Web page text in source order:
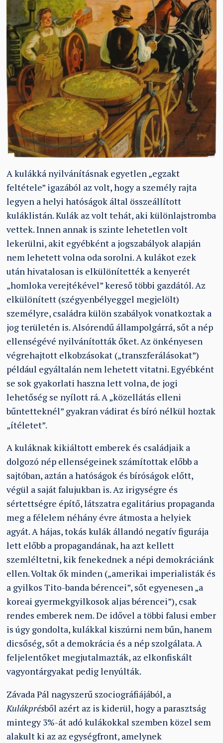
A kulákká nyilvánításnak egyetlen „egzakt
feltétele” igazából az volt, hogy a személy rajta
legyen a helyi hatóságok által összeállított
kuláklistán. Kulák az volt tehát, aki különlajstromba
vettek. Innen annak is szinte lehetetlen volt
lekerülni, akit egyébként a jogszabályok alapján
nem lehetett volna oda sorolni. A kulákot ezek
után hivatalosan is elkülönítették a kenyerét
„homloka verejtékével” kereső többi gazdától. Az
elkülönített (szégyenbélyeggel megjelölt)
személyre, családra külön szabályok vonatkoztak a
jog területén is. Alsórendű állampolgárrá, sőt a nép
ellenségévé nyilvánították őket. Az önkényesen
végrehajtott elkobzásokat („transzferálásokat”)
például egyáltalán nem lehetett vitatni. Egyébként
se sok gyakorlati haszna lett volna, de jogi
lehetőség se nyílott rá. A „közellátás elleni
bűntetteknél” gyakran vádirat és bíró nélkül hoztak
„ítéletet”.
A kuláknak kikiáltott emberek és családjaik a
dolgozó nép ellenségeinek számítottak előbb a
sajtóban, aztán a hatóságok és bíróságok előtt,
végül a saját falujukban is. Az irigységre és
sértettségre építő, látszatra egalitárius propaganda
meg a félelem néhány évre átmosta a helyiek
agyát. A hájas, tokás kulák állandó negatív figurája
lett előbb a propagandának, ha azt kellett
szemléltetni, kik fenekednek a népi demokráciánk
ellen. Voltak ők minden („amerikai imperialisták és
a gyilkos Tito-banda bérencei”, sőt egyenesen „a
koreai gyermekgyilkosok aljas bérencei”), csak
rendes emberek nem. De idővel a többi falusi ember
is úgy gondolta, kulákkal kiszúrni nem bűn, hanem
dicsőség, sőt a demokrácia és a nép szolgálata. A
feljelentőket megjutalmazták, az elkonfiskált
vagyontárgyakat pedig lenyúlták.
Závada Pál nagyszerű szociográfiájából, a
Kulákprésből azért az is kiderül, hogy a parasztság
mintegy 3%-át adó kulákokkal szemben közel sem
alakult ki az az egységfront, amelynek